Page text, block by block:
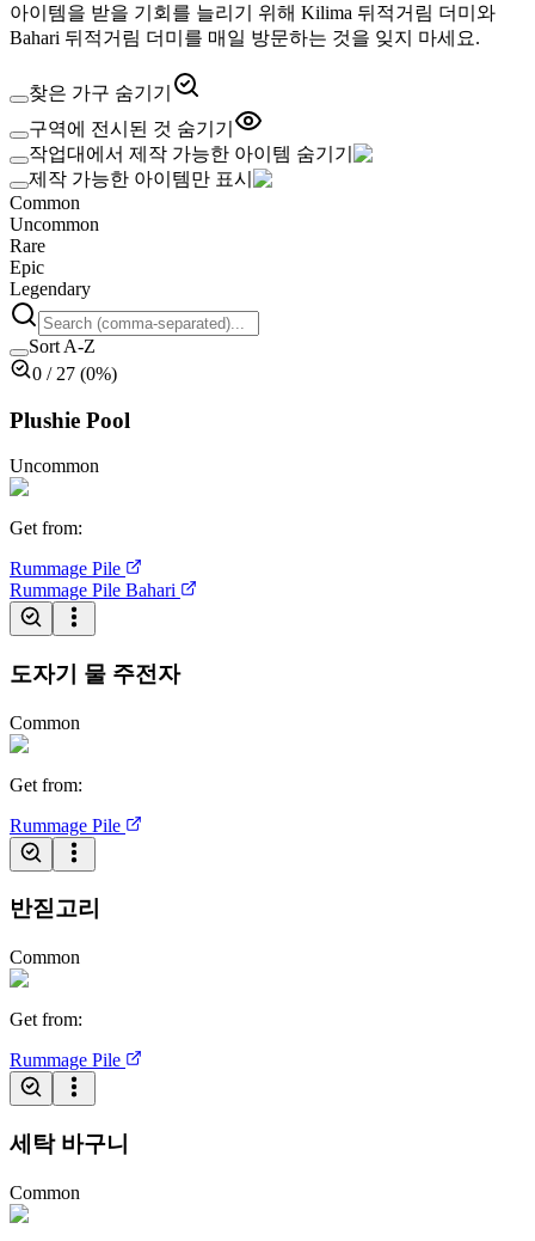
아이템을 받을 기회를 늘리기 위해 Kilima 뒤적거림 더미와
Bahari 뒤적거림 더미를 매일 방문하는 것을 잊지 마세요.
찾은 가구 숨기기
구역에 전시된 것 숨기기
작업대에서 제작 가능한 아이템 숨기기
제작 가능한 아이템만 표시
Common
Uncommon
Rare
Epic
Legendary
Sort A-Z
0 / 27 (0%)
Plushie Pool
Uncommon
Get from:
Rummage Pile
Rummage Pile Bahari
도자기 물 주전자
Common
Get from:
Rummage Pile
반짇고리
Common
Get from:
Rummage Pile
세탁 바구니
Common